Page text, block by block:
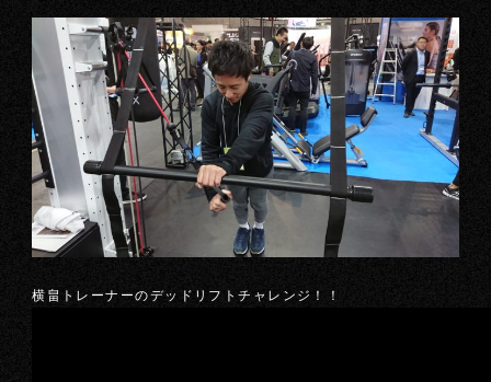
横畠トレーナーのデッドリフトチャレンジ！！